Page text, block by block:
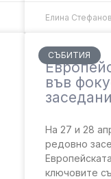
Елина
СЪБИТИЯ
във
На 27 и 28
редовно
ключовите